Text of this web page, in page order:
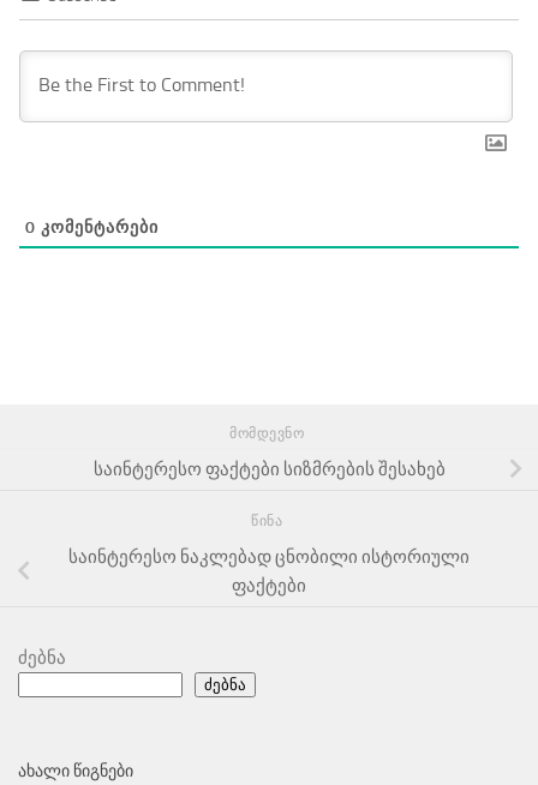
0 ᲙᲝᲛᲔᲜᲢᲐᲠᲔᲑᲘ
ᲛᲝᲛᲓᲔᲕᲜᲝ
საინტერესო ფაქტები სიზმრების შესახებ
ᲬᲘᲜᲐ
საინტერესო ნაკლებად ცნობილი ისტორიული
ფაქტები
ძებნა
ძებნა
ᲐᲮᲐᲚᲘ ᲬᲘᲒᲜᲔᲑᲘ